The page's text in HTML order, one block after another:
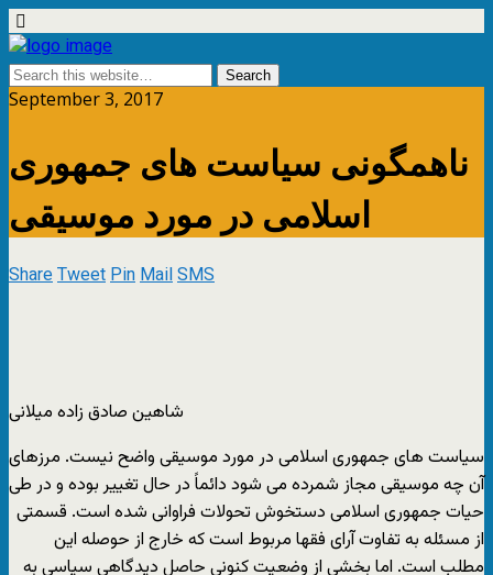
September 3, 2017
ناهمگونی سیاست های جمهوری
اسلامی در مورد موسیقی
ShareTweetPinMailSMS
شاهین صادق زاده میلانی
سیاست های جمهوری اسلامی در مورد موسیقی واضح نیست. مرزهای
آن چه موسیقی مجاز شمرده می شود دائماً در حال تغییر بوده و در طی
حیات جمهوری اسلامی دستخوش تحولات فراوانی شده است. قسمتی
از مسئله به تفاوت آرای فقها مربوط است که خارج از حوصله این
مطلب است. اما بخشی از وضعیت کنونی حاصل دیدگاهی سیاسی به